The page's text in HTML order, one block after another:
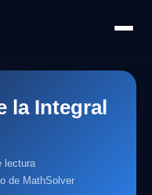
la Integral
lectura
de MathSolver